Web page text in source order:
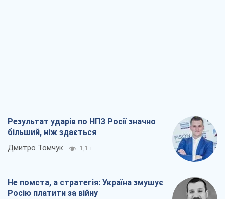
Результат ударів по НПЗ Росії значно
більший, ніж здається
Дмитро Томчук 1,1 т.
Не помста, а стратегія: Україна змушує
Росію платити за війну